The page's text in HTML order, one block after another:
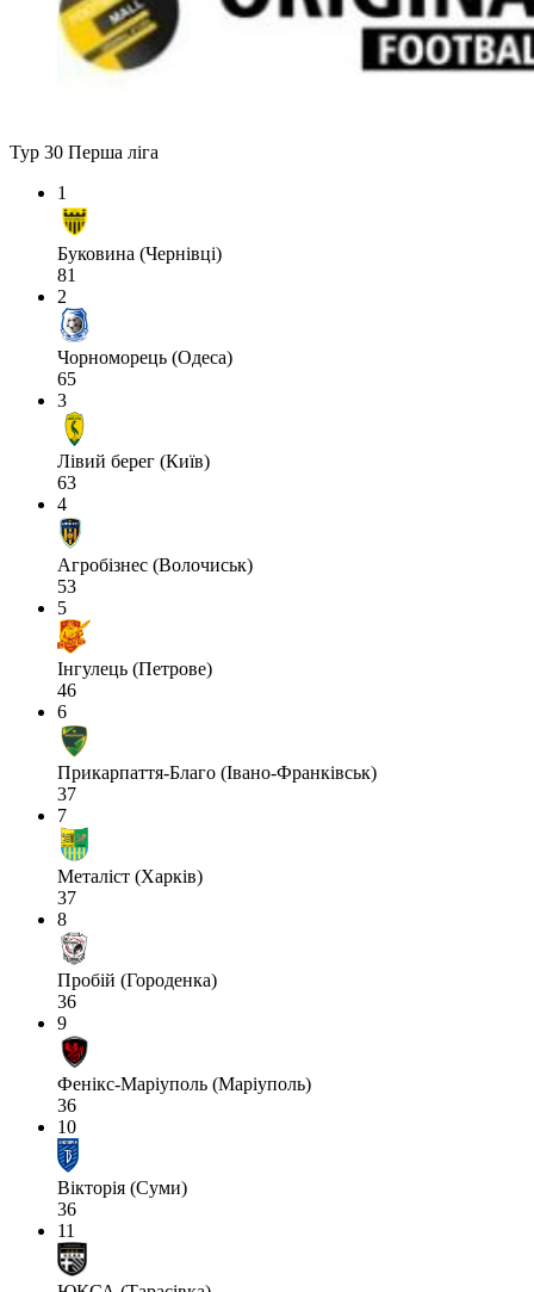
Тур 30 Перша ліга
1
Буковина (Чернівці)
81
2
Чорноморець (Одеса)
65
3
Лівий берег (Київ)
63
4
Агробізнес (Волочиськ)
53
5
Інгулець (Петрове)
46
6
Прикарпаття-Благо (Івано-Франківськ)
37
7
Металіст (Харків)
37
8
Пробій (Городенка)
36
9
Фенікс-Маріуполь (Маріуполь)
36
10
Вікторія (Суми)
36
11